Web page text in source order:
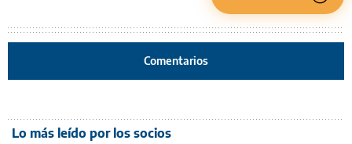
Comentarios
Lo más leído por los socios